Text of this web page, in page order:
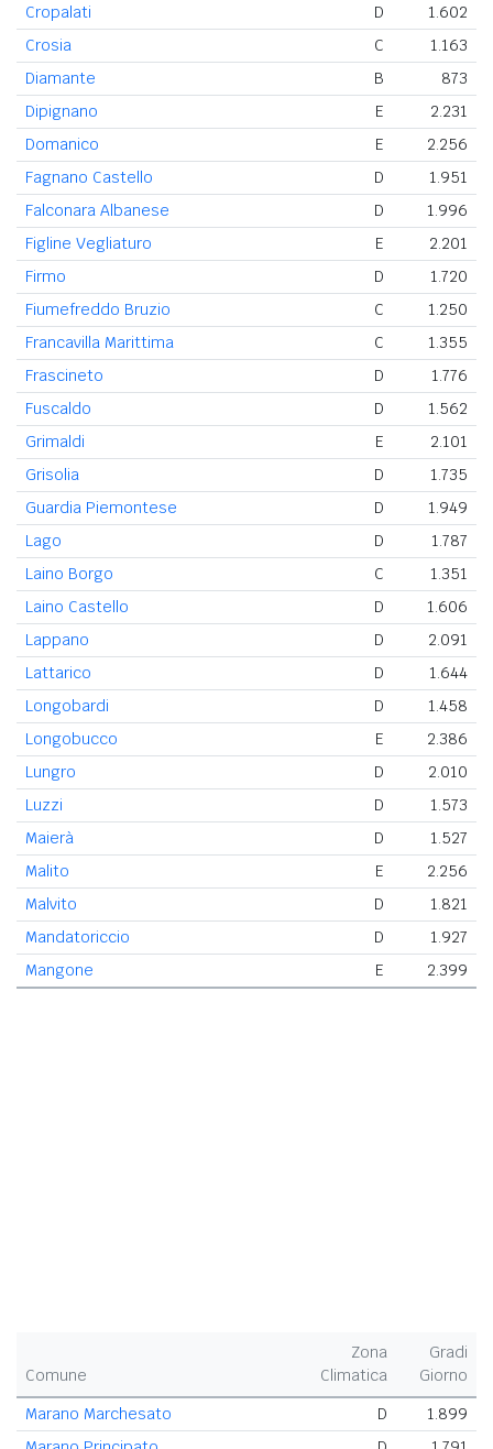
Cropalati
D
1.602
Crosia
C
1.163
Diamante
B
873
Dipignano
E
2.231
Domanico
E
2.256
Fagnano Castello
D
1.951
Falconara Albanese
D
1.996
Figline Vegliaturo
E
2.201
Firmo
D
1.720
Fiumefreddo Bruzio
C
1.250
Francavilla Marittima
C
1.355
Frascineto
D
1.776
Fuscaldo
D
1.562
Grimaldi
E
2.101
Grisolia
D
1.735
Guardia Piemontese
D
1.949
Lago
D
1.787
Laino Borgo
C
1.351
Laino Castello
D
1.606
Lappano
D
2.091
Lattarico
D
1.644
Longobardi
D
1.458
Longobucco
E
2.386
Lungro
D
2.010
Luzzi
D
1.573
Maierà
D
1.527
Malito
E
2.256
Malvito
D
1.821
Mandatoriccio
D
1.927
Mangone
E 2.399
Comune
Zona
Climatica
Gradi
Giorno
Marano Marchesato
D
1.899